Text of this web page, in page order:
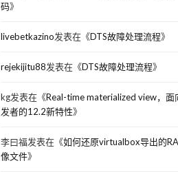
码》
livebetkazino发表在《DTS故障处理流程》
rejekijitu88发表在《DTS故障处理流程》
kg发表在《Real-time materialized view，面
发者的12.2新特性》
李曰福发表在《如何还原virtualbox导出的
像文件》